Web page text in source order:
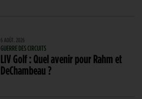
6 AOÛT. 2026
GUERRE DES CIRCUITS
LIV Golf : Quel avenir pour Rahm et
DeChambeau ?